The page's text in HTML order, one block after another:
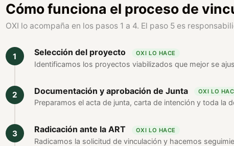
Cómo funciona el proceso de
OXI lo acompaña en los pasos 1 a 4. El paso 5 es
Selección del proyecto OXI LO HACE
Identificamos los proyectos viabilizados que mejor se
Documentación y aprobación de Junta OXI LO
Preparamos el acta de junta, carta de intención y toda la
Radicación ante la ART OXI LO HACE
Radicamos la solicitud de vinculación y hacemos